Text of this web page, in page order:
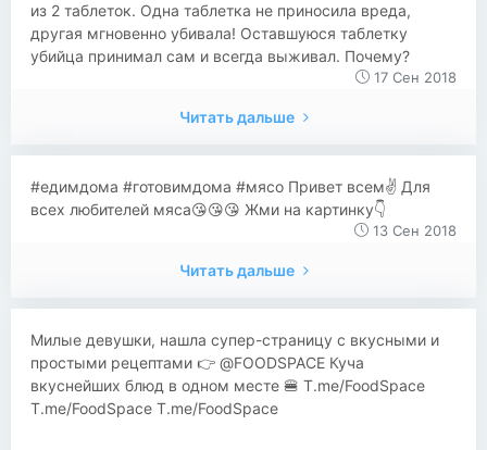
из 2 таблеток. Одна таблетка не приносила вреда,
другая мгновенно убивала! Оставшуюся таблетку
убийца принимал сам и всегда выживал. Почему?
17 Сен 2018
Читать дальше
#едимдома #готовимдома #мясо Привет всем✌ Для
всех любителей мяса😘😘😘 Жми на картинку👇
13 Сен 2018
Читать дальше
​​Милые девушки, нашла супер-страницу с вкусными и
простыми рецептами 👉 @FOODSPACE Куча
вкуснейших блюд в одном месте 🍔 T.me/FoodSpace
T.me/FoodSpace T.me/FoodSpace